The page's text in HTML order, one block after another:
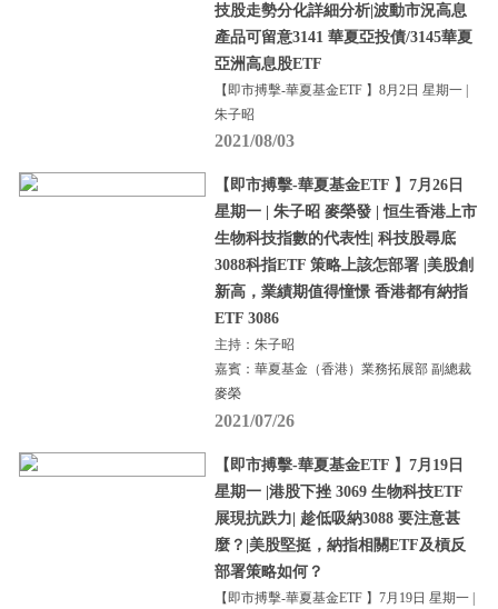
技股走勢分化詳細分析|波動市況高息
產品可留意3141 華夏亞投債/3145華夏
亞洲高息股ETF
【即市搏擊-華夏基金ETF 】8月2日 星期一 |
朱子昭
2021/08/03
【即市搏擊-華夏基金ETF 】7月26日
星期一 | 朱子昭 麥榮發 | 恒生香港上市
生物科技指數的代表性| 科技股尋底
3088科指ETF 策略上該怎部署 |美股創
新高，業績期值得憧憬 香港都有納指
ETF 3086
主持：朱子昭
嘉賓：華夏基金（香港）業務拓展部 副總裁
麥榮
2021/07/26
【即市搏擊-華夏基金ETF 】7月19日
星期一 |港股下挫 3069 生物科技ETF
展現抗跌力| 趁低吸納3088 要注意甚
麼？|美股堅挺，納指相關ETF及槓反
部署策略如何？
【即市搏擊-華夏基金ETF 】7月19日 星期一 |